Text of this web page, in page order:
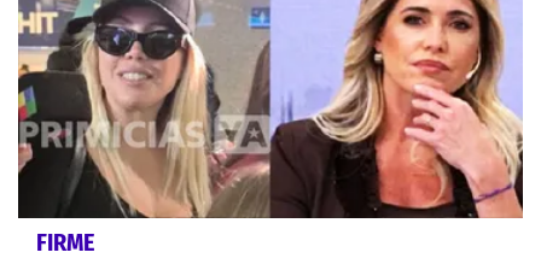
FIRME